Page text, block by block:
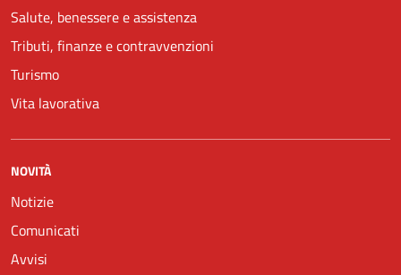
Salute, benessere e assistenza
Tributi, finanze e contravvenzioni
Turismo
Vita lavorativa
NOVITÀ
Notizie
Comunicati
Avvisi